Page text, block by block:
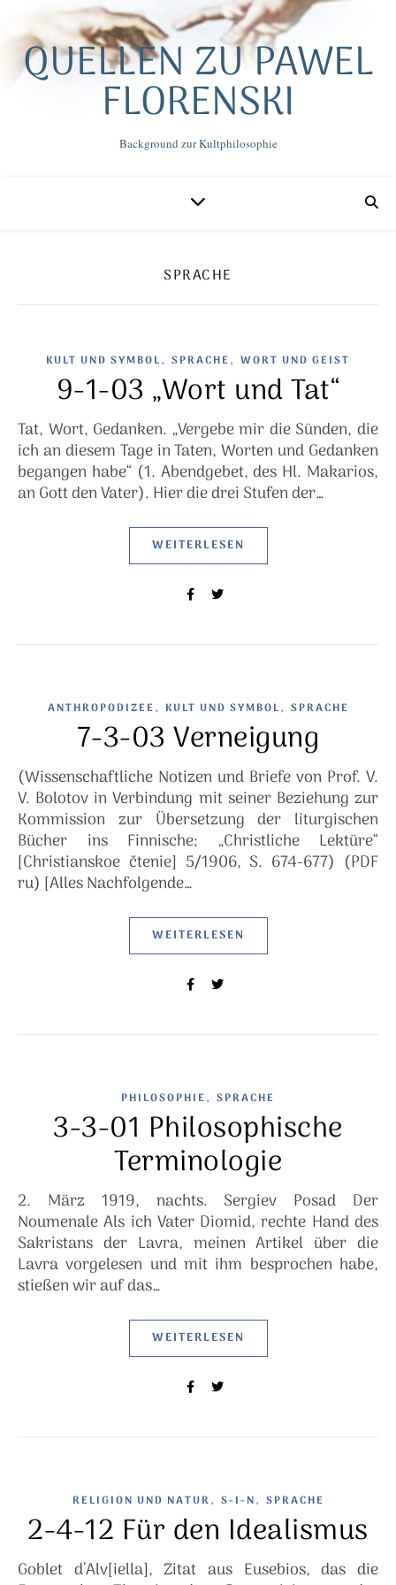
QUELLEN ZU PAWEL
FLORENSKI
Background zur Kultphilosophie
SPRACHE
KULT UND SYMBOL, SPRACHE , WORT UND GEIST
9-1-03 „Wort und Tat“
Tat, Wort, Gedanken. „Vergebe mir die Sünden, die
ich an diesem Tage in Taten, Worten und Gedanken
begangen habe“ (1. Abendgebet, des Hl. Makarios,
an Gott den Vater). Hier die drei Stufen der…
WEITERLESEN
ANTHROPODIZEE , KULT UND SYMBOL, SPRACHE
7-3-03 Verneigung
(Wissenschaftliche Notizen und Briefe von Prof. V.
V. Bolotov in Verbindung mit seiner Beziehung zur
Kommission zur Übersetzung der liturgischen
Bücher ins Finnische; „Christliche Lektüre“
[Christianskoe čtenie] 5/1906, S. 674-677) (PDF
ru) [Alles Nachfolgende…
WEITERLESEN
PHILOSOPHIE , SPRACHE
3-3-01 Philosophische
Terminologie
2. März 1919, nachts. Sergiev Posad Der
Noumenale Als ich Vater Diomid, rechte Hand des
Sakristans der Lavra, meinen Artikel über die
Lavra vorgelesen und mit ihm besprochen habe,
stießen wir auf das…
WEITERLESEN
RELIGION UND NATUR, S-I-N, SPRACHE
2-4-12 Für den Idealismus
Goblet d’Alv[iella], Zitat aus Eusebios, das die